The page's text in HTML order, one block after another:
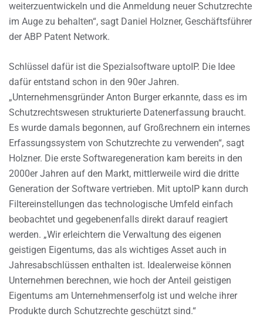
weiterzuentwickeln und die Anmeldung neuer Schutzrechte
im Auge zu behalten“, sagt Daniel Holzner, Geschäftsführer
der ABP Patent Network.
Schlüssel dafür ist die Spezialsoftware uptoIP. Die Idee
dafür entstand schon in den 90er Jahren.
„Unternehmensgründer Anton Burger erkannte, dass es im
Schutzrechtswesen strukturierte Datenerfassung braucht.
Es wurde damals begonnen, auf Großrechnern ein internes
Erfassungssystem von Schutzrechte zu verwenden“, sagt
Holzner. Die erste Softwaregeneration kam bereits in den
2000er Jahren auf den Markt, mittlerweile wird die dritte
Generation der Software vertrieben. Mit uptoIP kann durch
Filtereinstellungen das technologische Umfeld einfach
beobachtet und gegebenenfalls direkt darauf reagiert
werden. „Wir erleichtern die Verwaltung des eigenen
geistigen Eigentums, das als wichtiges Asset auch in
Jahresabschlüssen enthalten ist. Idealerweise können
Unternehmen berechnen, wie hoch der Anteil geistigen
Eigentums am Unternehmenserfolg ist und welche ihrer
Produkte durch Schutzrechte geschützt sind.“